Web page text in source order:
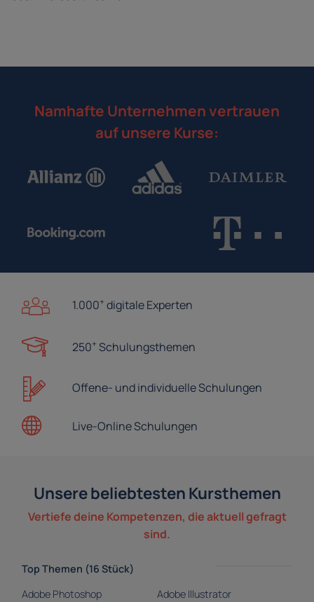
Namhafte Unternehmen vertrauen
auf unsere Kurse:
1.000+ digitale Experten
250+ Schulungsthemen
Offene- undindividuelle Schulungen
Live-OnlineSchulungen
Unsere beliebtesten Kursthemen
Vertiefe deine Kompetenzen, die aktuell gefragt
sind.
Top Themen (16 Stück)
Adobe Photoshop
Adobe Illustrator